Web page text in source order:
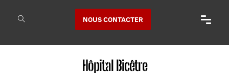
NOUS CONTACTER
Hôpital Bicêtre